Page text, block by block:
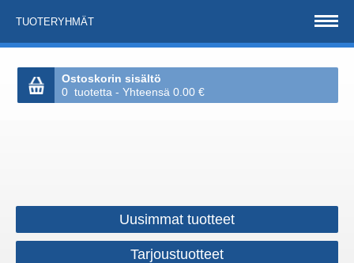
TUOTERYHMÄT
Ostoskorin sisältö
0 tuotetta - Yhteensä 0.00 €
Uusimmat tuotteet
Tarjoustuotteet